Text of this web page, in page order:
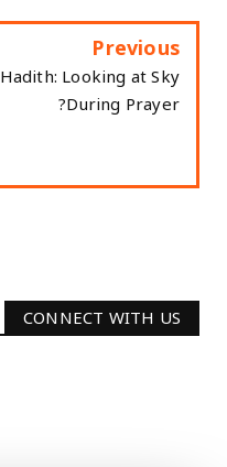
Previous
Hadith: Looking at Sky
During Prayer?
CONNECT WITH US